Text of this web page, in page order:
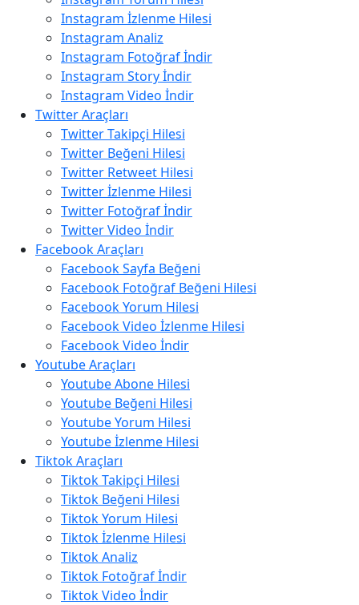
Instagram İzlenme Hilesi
Instagram Analiz
Instagram Fotoğraf İndir
Instagram Story İndir
Instagram Video İndir
Twitter Araçları
Twitter Takipçi Hilesi
Twitter Beğeni Hilesi
Twitter Retweet Hilesi
Twitter İzlenme Hilesi
Twitter Fotoğraf İndir
Twitter Video İndir
Facebook Araçları
Facebook Sayfa Beğeni
Facebook Fotoğraf Beğeni Hilesi
Facebook Yorum Hilesi
Facebook Video İzlenme Hilesi
Facebook Video İndir
Youtube Araçları
Youtube Abone Hilesi
Youtube Beğeni Hilesi
Youtube Yorum Hilesi
Youtube İzlenme Hilesi
Tiktok Araçları
Tiktok Takipçi Hilesi
Tiktok Beğeni Hilesi
Tiktok Yorum Hilesi
Tiktok İzlenme Hilesi
Tiktok Analiz
Tiktok Fotoğraf İndir
Tiktok Video İndir